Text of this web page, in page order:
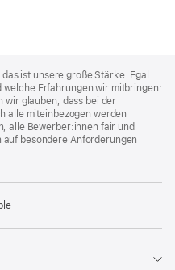
ist unsere große Stärke. Egal
Erfahrungen wir mitbringen:
wir glauben, dass bei der
alle miteinbezogen werden
alle Bewerber:innen fair und
auf besondere Anforderungen